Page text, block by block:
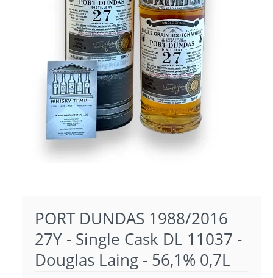
PORT DUNDAS 1988/2016
27Y - Single Cask DL 11037 -
Douglas Laing - 56,1% 0,7L